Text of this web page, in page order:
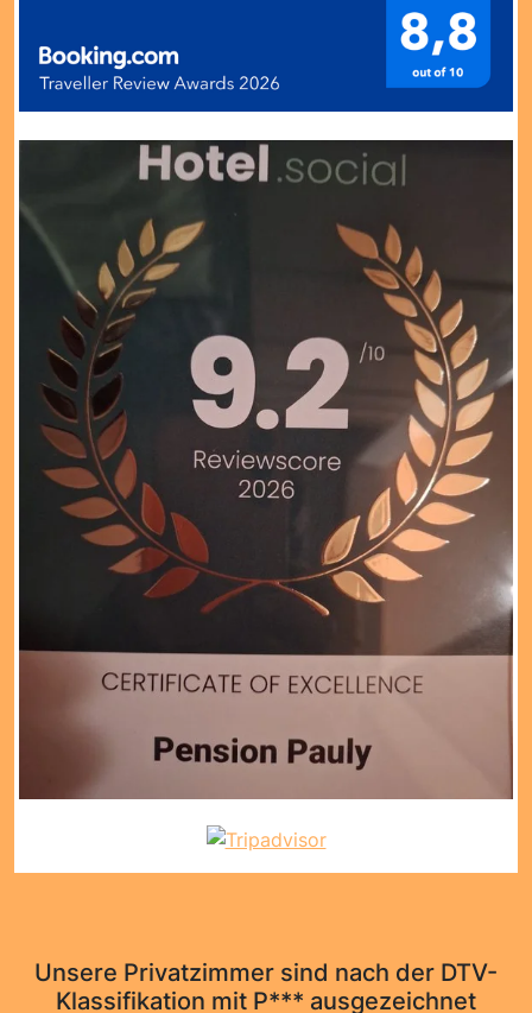
Unsere Privatzimmer sind nach der DTV-
Klassifikation mit P*** ausgezeichnet